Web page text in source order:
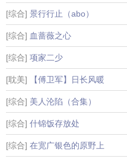
[综合] 景行行止（abo）
[综合] 血蔷薇之心
[综合] 项家二少
[耽美] 【傅卫军】日长风暖
[综合] 美人沦陷（合集）
[综合] 什锦饭存放处
[综合] 在宽广银色的原野上